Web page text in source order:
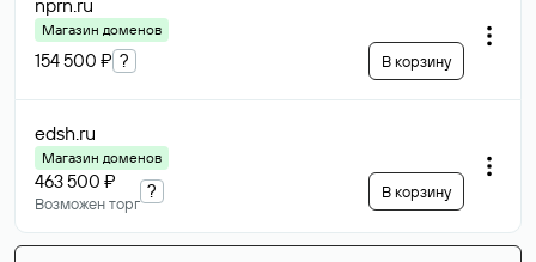
nprn.ru
Магазин доменов
154 500 ₽ ? В корзину
edsh.ru
Магазин доменов
463 500 ₽
Возможен торг
? В корзину